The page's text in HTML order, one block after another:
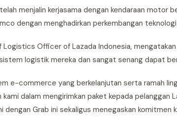
menjalin kerjasama dengan kendaraan
dengan menghadirkan perkembangan
Logistics Officer of Lazada Indonesia,
logistik mereka dan sangat senang dapat
e-commerce yang berkelanjutan serta ramah
kami dalam mengirimkan paket kepada
dengan Grab ini sekaligus menegaskan